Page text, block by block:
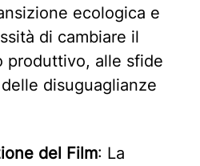
ecologica e
di cambiare il
produttivo, alle sfide
disuguaglianze
del Film: La